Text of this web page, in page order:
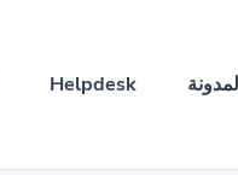
Helpdesk